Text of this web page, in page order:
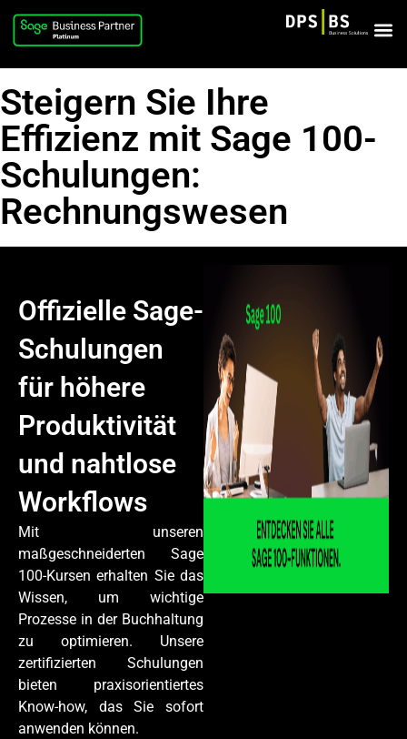
Steigern Sie Ihre
Effizienz mit Sage 100-
Schulungen:
Rechnungswesen
Offizielle Sage-
Schulungen
für höhere
Produktivität
und nahtlose
Workflows
Mit unseren
maßgeschneiderten Sage
100-Kursen erhalten Sie das
Wissen, um wichtige
Prozesse in der Buchhaltung
zu optimieren. Unsere
zertifizierten Schulungen
bieten praxisorientiertes
Know-how, das Sie sofort
anwenden können.